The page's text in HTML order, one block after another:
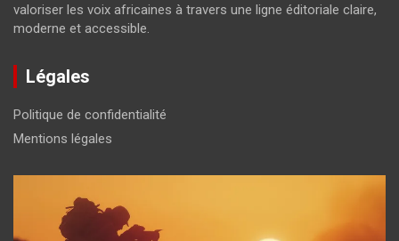
valoriser les voix africaines à travers une ligne éditoriale claire,
moderne et accessible.
Légales
Politique de confidentialité
Mentions légales